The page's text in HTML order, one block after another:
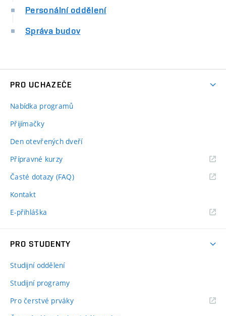
Personální oddělení
Správa budov
PRO UCHAZEČE
Nabídka programů
Přijímačky
Den otevřených dveří
Přípravné kurzy
Časté dotazy (FAQ)
Kontakt
E-přihláška
PRO STUDENTY
Studijní oddělení
Studijní programy
Pro čerstvé prváky